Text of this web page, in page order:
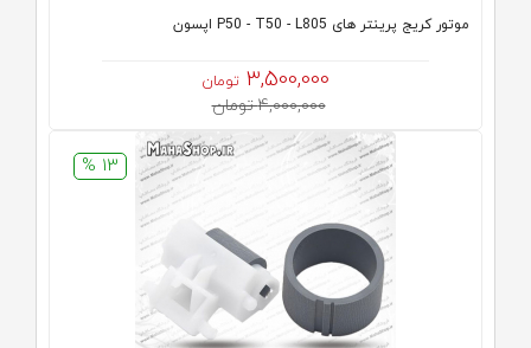
موتور کریج پرینتر های P50 - T50 - L805 اپسون
3,500,000 تومان
4,000,000 تومان
13 %